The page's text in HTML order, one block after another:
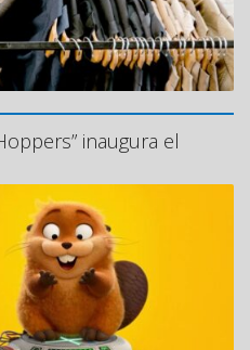
inaugura el